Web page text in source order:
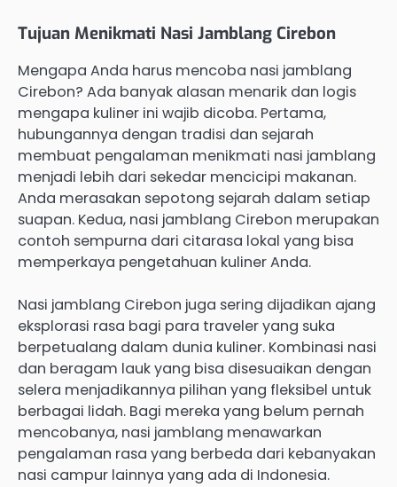
Tujuan Menikmati Nasi Jamblang Cirebon
Mengapa Anda harus mencoba nasi jamblang
Cirebon? Ada banyak alasan menarik dan logis
mengapa kuliner ini wajib dicoba. Pertama,
hubungannya dengan tradisi dan sejarah
membuat pengalaman menikmati nasi jamblang
menjadi lebih dari sekedar mencicipi makanan.
Anda merasakan sepotong sejarah dalam setiap
suapan. Kedua, nasi jamblang Cirebon merupakan
contoh sempurna dari citarasa lokal yang bisa
memperkaya pengetahuan kuliner Anda.
Nasi jamblang Cirebon juga sering dijadikan ajang
eksplorasi rasa bagi para traveler yang suka
berpetualang dalam dunia kuliner. Kombinasi nasi
dan beragam lauk yang bisa disesuaikan dengan
selera menjadikannya pilihan yang fleksibel untuk
berbagai lidah. Bagi mereka yang belum pernah
mencobanya, nasi jamblang menawarkan
pengalaman rasa yang berbeda dari kebanyakan
nasi campur lainnya yang ada di Indonesia.